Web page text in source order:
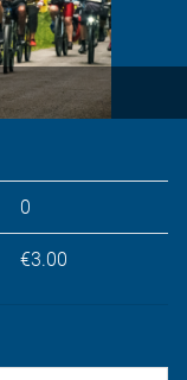
0
€3.00